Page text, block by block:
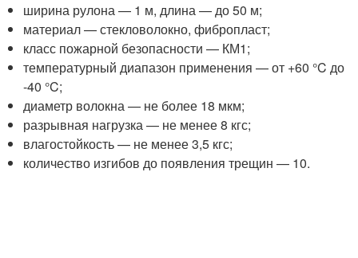
ширина рулона — 1 м, длина — до 50 м;
материал — стекловолокно, фибропласт;
класс пожарной безопасности — КМ1;
температурный диапазон применения — от +60 °C до
-40 °C;
диаметр волокна — не более 18 мкм;
разрывная нагрузка — не менее 8 кгс;
влагостойкость — не менее 3,5 кгс;
количество изгибов до появления трещин — 10.